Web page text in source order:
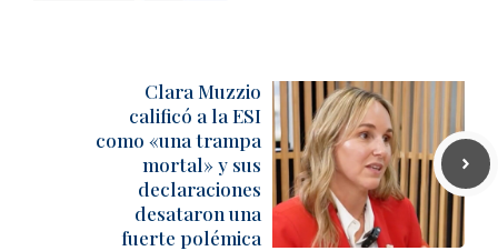
Clara Muzzio
calificó a la ESI
como «una trampa
mortal» y sus
declaraciones
desataron una
fuerte polémica